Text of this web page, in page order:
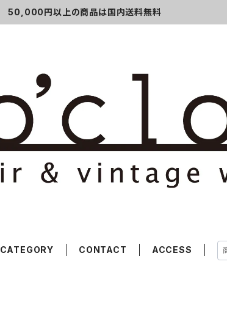
50,000円以上の商品は国内送料無料
CATEGORY CONTACT ACCESS